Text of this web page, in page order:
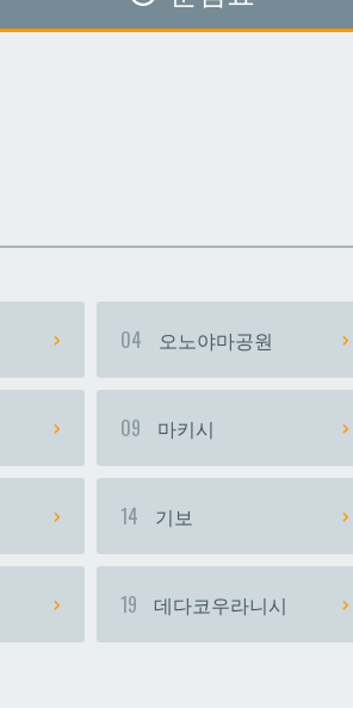
슈리
슈리
04 오노야마공원
09 마키시
14 기보
19 데다코우라니시